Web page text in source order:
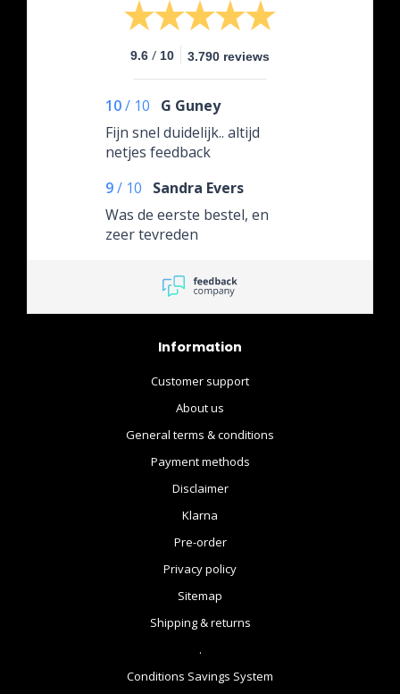
9.6 / 10 3.790 reviews
10/ 10
G Guney
Fijn snel duidelijk.. altijd
netjes feedback
9/ 10
Sandra Evers
Was de eerste bestel, en
zeer tevreden
Information
Customer support
About us
General terms & conditions
Payment methods
Disclaimer
Klarna
Pre-order
Privacy policy
Sitemap
Shipping & returns
.
Conditions Savings System